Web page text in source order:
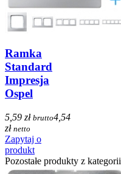
Ramka
Standard
Impresja
Ospel
5,59 zł brutto4,54
zł netto
Zapytaj o
produkt
Pozostałe produkty z kategorii